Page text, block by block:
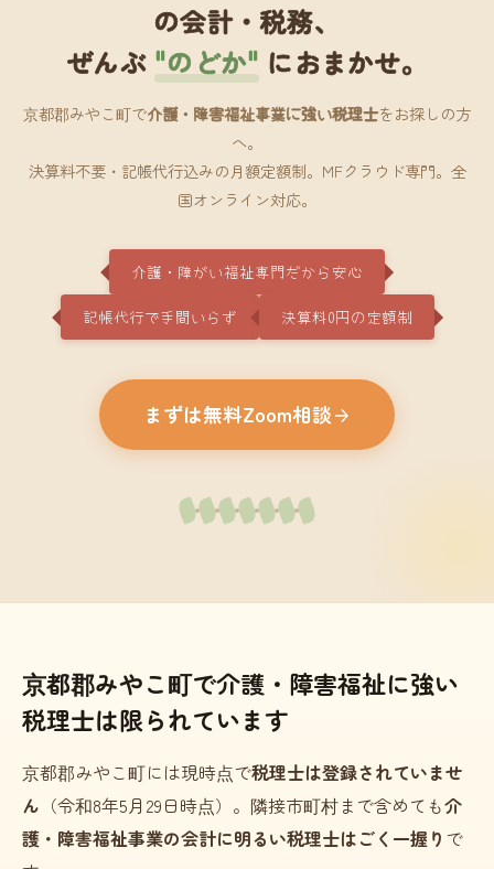
の会計・税務、
ぜんぶ "のどか" におまかせ。
京都郡みやこ町で介護・障害福祉事業に強い税理士をお探しの方
へ。
決算料不要・記帳代行込みの月額定額制。MFクラウド専門。全
国オンライン対応。
介護・障がい福祉専門だから安心
記帳代行で手間いらず 決算料0円の定額制
まずは無料Zoom相談
京都郡みやこ町で介護・障害福祉に強い
税理士は限られています
京都郡みやこ町には現時点で税理士は登録されていませ
ん （令和8年5月29日時点）。隣接市町村まで含めても介
護・障害福祉事業の会計に明るい税理士はごく一握り で